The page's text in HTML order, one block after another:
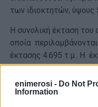
enimerosi - Do Not
Information
των ιδιοκτητών, ύψους
Η συνολική έκταση του
οποία
έκτασης 4.695 τ.μ.. Η
αξιοποιηθεί είναι
Το Δημοτικό